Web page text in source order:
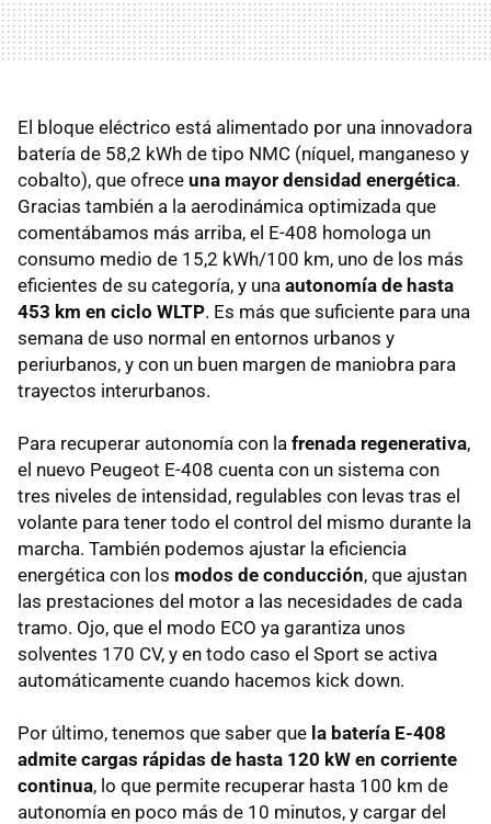
El bloque eléctrico está alimentado por una innovadora
batería de 58,2 kWh de tipo NMC (níquel, manganeso y
cobalto), que ofrece una mayor densidad energética.
Gracias también a la aerodinámica optimizada que
comentábamos más arriba, el E-408 homologa un
consumo medio de 15,2 kWh/100 km, uno de los más
eficientes de su categoría, y una autonomía de hasta
453 km en ciclo WLTP. Es más que suficiente para una
semana de uso normal en entornos urbanos y
periurbanos, y con un buen margen de maniobra para
trayectos interurbanos.
Para recuperar autonomía con la frenada regenerativa,
el nuevo Peugeot E-408 cuenta con un sistema con
tres niveles de intensidad, regulables con levas tras el
volante para tener todo el control del mismo durante la
marcha. También podemos ajustar la eficiencia
energética con los modos de conducción, que ajustan
las prestaciones del motor a las necesidades de cada
tramo. Ojo, que el modo ECO ya garantiza unos
solventes 170 CV, y en todo caso el Sport se activa
automáticamente cuando hacemos kick down.
Por último, tenemos que saber que la batería E-408
admite cargas rápidas de hasta 120 kW en corriente
continua, lo que permite recuperar hasta 100 km de
autonomía en poco más de 10 minutos, y cargar del